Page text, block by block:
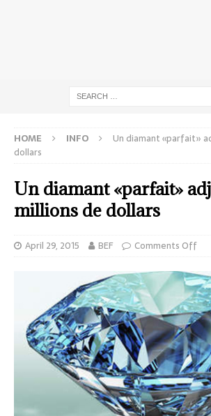
HOME INFO
Un diamant «parfait»
dollars
Un diamant «parfait»
millions de dollars
April 29, 2015 BEF Comments Off